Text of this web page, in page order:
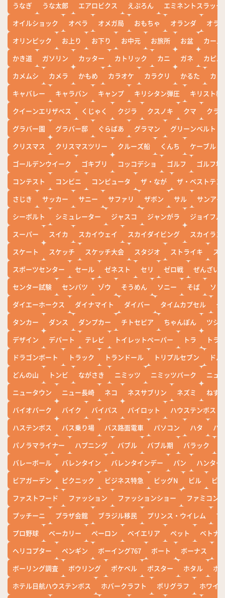
うなぎ
うな太郎 エアロビクス えぷろん
エミネントスラック
オイルショック
オペラ オメガ局 おもちゃ オランダ
オラ
オリンピック
お上り お下り お中元 お旅所 お盆
カー
かき道
ガソリン カッター カトリック カニ ガネ
カピバ
カメムシ
カメラ かもめ カラオケ カラクリ かるた
カレ
キャバレー
キャラバン キャンプ キリシタン弾圧
キリスト教
クイーンエリザベス
くじゃく クジラ クスノキ クマ
クラ
グラバー園
グラバー邸 ぐらばあ グラマン
グリーンベルト
クリスマス
クリスマスツリー クルーズ船 くんち
ケーブル
ゴールデンウイーク
ゴキブリ コッコデショ ゴルフ
ゴルフ場
コンテスト
コンビニ コンピュータ ザ・なが
ザ・ベストテン
さじき
サッカー サニー サファリ ザボン サル
サンアイ
シーボルト
シミュレーター ジャスコ ジャンがラ
ジョイフル
スーパー
スイカ スカイウェイ スカイダイビング
スカイラン
スケート
スケッチ スケッチ大会 スタジオ ストライキ
ス
スポーツセンター
セール ゼネスト セリ ゼロ戦
ぜんざい
センター試験
センバツ ゾウ そうめん ソニー そば
ソ
ダイエーホークス
ダイナマイト ダイバー タイムカプセル
タ
タンカー
ダンス ダンプカー チトセピア ちゃんぽん
ツシ
デザイン
デパート テレビ トイレットペーパー トラ
トラ
ドラゴンボート
トラック トランドール トリプルセブン
ド
どんの山
トンビ ながさき ニミッツ ニミッツパーク
ニュ
ニュータウン
ニュー長崎 ネコ ネスサブリン ネズミ
ねず
バイオパーク
バイク バイパス パイロット
ハウステンボス
ハステンボス
バス乗り場 バス路面電車 パソコン ハタ
ハ
パノラマライナー
ハプニング バブル バブル期 バラック
バレーボール
バレンタイン バレンタインデー パン
ハンター
ビアガーデン
ピクニック ビジネス特急 ビッグN ビル
ビワ
ファストフード
ファッション ファッションショー
ファミコン
プッチーニ
プラザ会館 ブラジル移民 プリンス・ウイレム
ブ
プロ野球
ベーカリー ペーロン ベイエリア ペット
ベトナ
ヘリコプター
ペンギン ボーイング767 ボート ボーナス
ボーリング調査
ボウリング ポケベル ポスター ホタル
ホ
ホテル日航ハウステンボス
ホバークラフト ポリグラフ
ホワイ